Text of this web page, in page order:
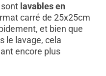
sont lavables en
carré de 25x25cm
et bien que
le lavage, cela
encore plus